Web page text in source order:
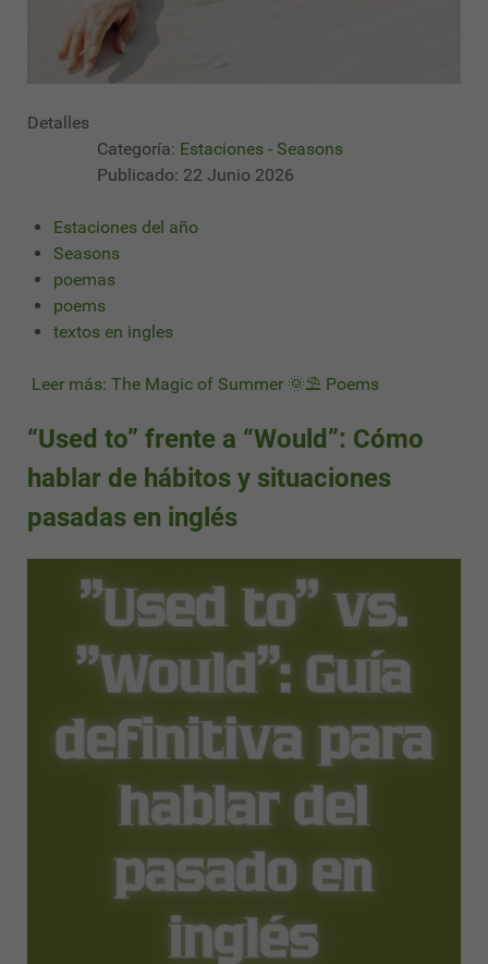
Detalles
Categoría: Estaciones - Seasons
Publicado: 22 Junio 2026
Estaciones del año
Seasons
poemas
poems
textos en ingles
Leer más: The Magic of Summer 🌞⛱ Poems
“Used to” frente a “Would”: Cómo
hablar de hábitos y situaciones
pasadas en inglés